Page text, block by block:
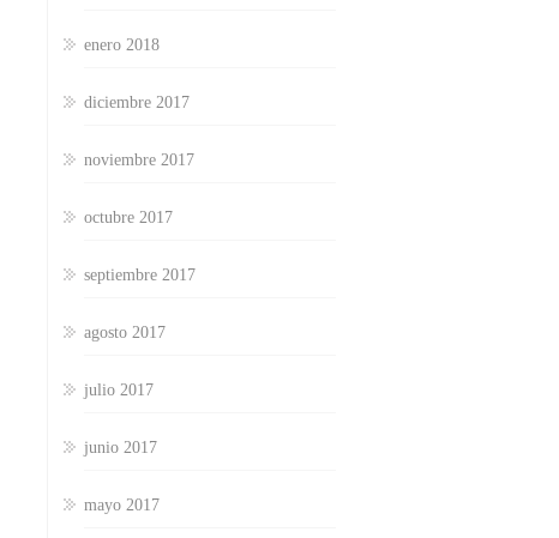
enero 2018
diciembre 2017
noviembre 2017
octubre 2017
septiembre 2017
agosto 2017
julio 2017
junio 2017
mayo 2017